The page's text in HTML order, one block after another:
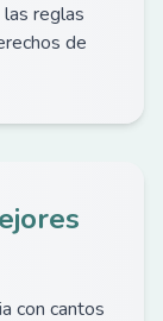
reglas
de
con cantos